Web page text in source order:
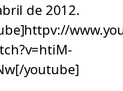
de 2012.
youtube]